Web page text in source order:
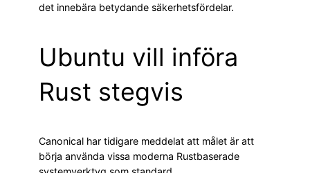
det innebära betydande säkerhetsfördelar.
Ubuntu vill införa
Rust stegvis
Canonical har tidigare meddelat att målet är att
börja använda vissa moderna Rustbaserade